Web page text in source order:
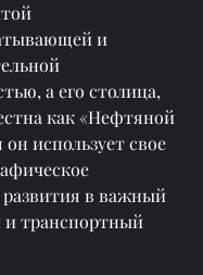
и
а его столица,
как «Нефтяной
он использует свое
в важный
и транспортный